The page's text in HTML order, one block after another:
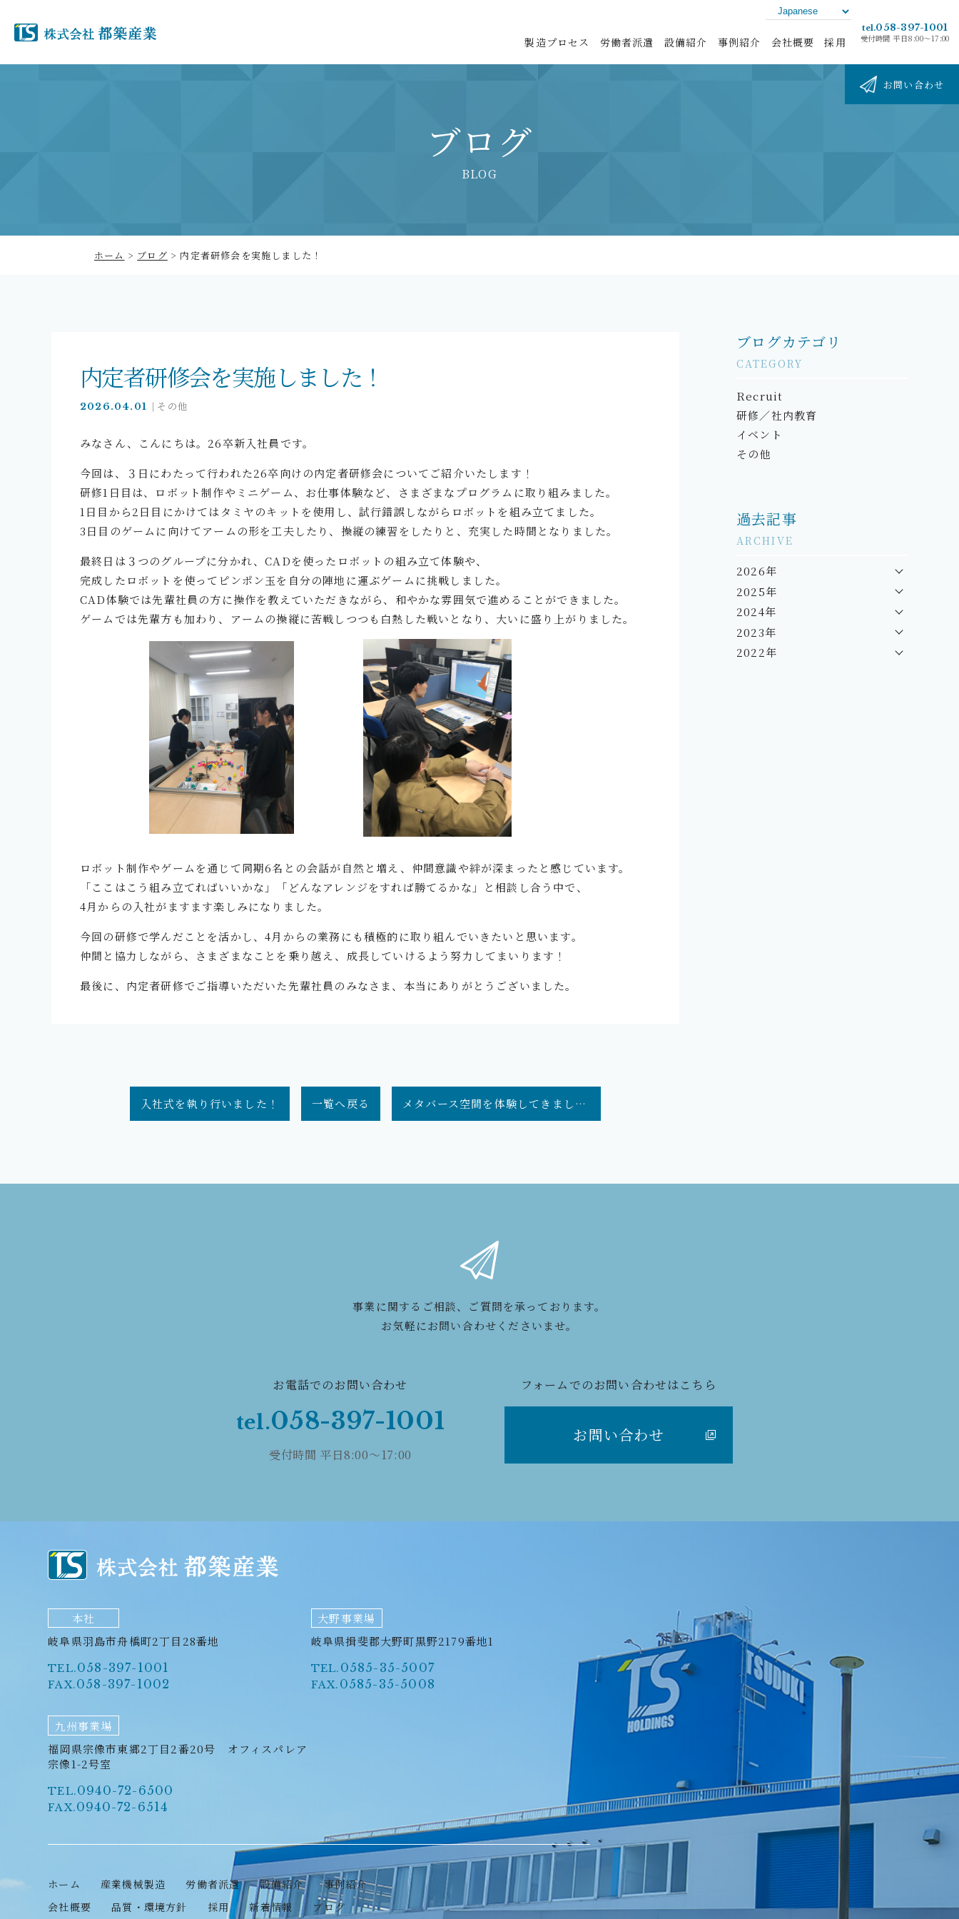
製造プロセス 労働者派遣 設備紹介 事例紹介 会社概要 採用
tel.058-397-1001
受付時間 平日8:00〜17:00
お問い合わせ
ブログ
BLOG
ホーム > ブログ > 内定者研修会を実施しました！
内定者研修会を実施しました！
2026.04.01 その他
みなさん、こんにちは。26卒新入社員です。
今回は、３日にわたって行われた26卒向けの内定者研修会についてご紹介いたします！
研修1日目は、ロボット制作やミニゲーム、お仕事体験など、さまざまなプログラムに取り組みました。
1日目から2日目にかけてはタミヤのキットを使用し、試行錯誤しながらロボットを組み立てました。
3日目のゲームに向けてアームの形を工夫したり、操縦の練習をしたりと、充実した時間となりました。
最終日は３つのグループに分かれ、CADを使ったロボットの組み立て体験や、
完成したロボットを使ってピンポン玉を自分の陣地に運ぶゲームに挑戦しました。
CAD体験では先輩社員の方に操作を教えていただきながら、和やかな雰囲気で進めることができました。
ゲームでは先輩方も加わり、アームの操縦に苦戦しつつも白熱した戦いとなり、大いに盛り上がりました。
ロボット制作やゲームを通じて同期6名との会話が自然と増え、仲間意識や絆が深まったと感じています。
「ここはこう組み立てればいいかな」「どんなアレンジをすれば勝てるかな」と相談し合う中で、
4月からの入社がますます楽しみになりました。
今回の研修で学んだことを活かし、4月からの業務にも積極的に取り組んでいきたいと思います。
仲間と協力しながら、さまざまなことを乗り越え、成長していけるよう努力してまいります！
最後に、内定者研修でご指導いただいた先輩社員のみなさま、本当にありがとうございました。
入社式を執り行いました！ 一覧へ戻る メタバース空間を体験してきました！
ブログカテゴリ
CATEGORY
Recruit
研修／社内教育
イベント
その他
過去記事
ARCHIVE
2026年
2025年
2024年
2023年
2022年
事業に関する ご相談、ご質問を承っております。
お気軽にお問い合わせくださいませ。
お電話でのお問い合わせ
tel.058-397-1001
受付時間 平日8:00〜17:00
フォームでのお問い合わせはこちら
お問い合わせ
本社
岐阜県羽島市舟橋町2丁目28番地
TEL.058-397-1001
FAX.058-397-1002
大野事業場
岐阜県揖斐郡大野町黒野2179番地1
TEL. 0585-35-5007
FAX. 0585-35-5008
九州事業場
福岡県宗像市東郷2丁目2番20号 オフィスパレア
宗像1-2号室
TEL.0940-72-6500
FAX.0940-72-6514
ホーム 産業機械製造 労働者派遣 設備紹介
事例紹介
会社概要
品質・環境方針 採用 新着情報 ブログ